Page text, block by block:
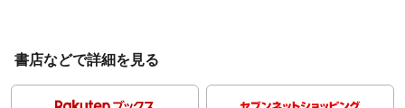
書店などで詳細を見る